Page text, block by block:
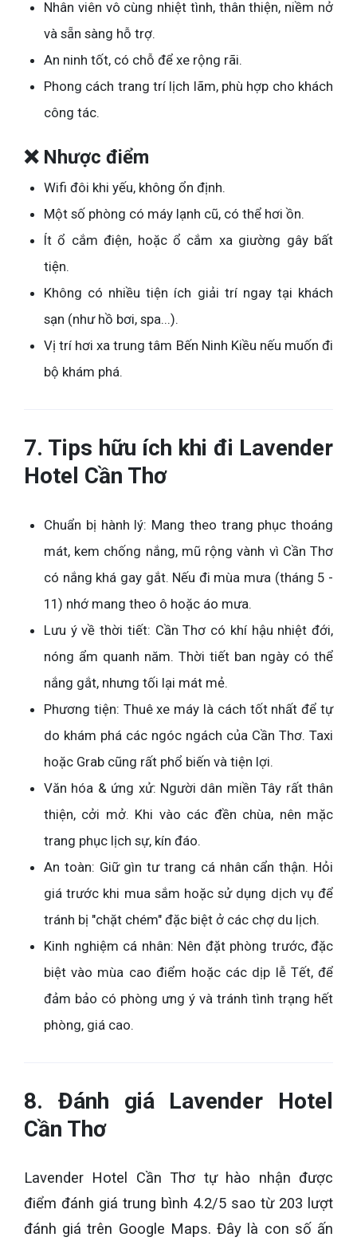
Nhân viên vô cùng nhiệt tình, thân thiện, niềm nở
và sẵn sàng hỗ trợ.
An ninh tốt, có chỗ để xe rộng rãi.
Phong cách trang trí lịch lãm, phù hợp cho khách
công tác.
❌ Nhược điểm
Wifi đôi khi yếu, không ổn định.
Một số phòng có máy lạnh cũ, có thể hơi ồn.
Ít ổ cắm điện, hoặc ổ cắm xa giường gây bất
tiện.
Không có nhiều tiện ích giải trí ngay tại khách
sạn (như hồ bơi, spa...).
Vị trí hơi xa trung tâm Bến Ninh Kiều nếu muốn đi
bộ khám phá.
7. Tips hữu ích khi đi Lavender
Hotel Cần Thơ
Chuẩn bị hành lý: Mang theo trang phục thoáng
mát, kem chống nắng, mũ rộng vành vì Cần Thơ
có nắng khá gay gắt. Nếu đi mùa mưa (tháng 5 -
11) nhớ mang theo ô hoặc áo mưa.
Lưu ý về thời tiết: Cần Thơ có khí hậu nhiệt đới,
nóng ẩm quanh năm. Thời tiết ban ngày có thể
nắng gắt, nhưng tối lại mát mẻ.
Phương tiện: Thuê xe máy là cách tốt nhất để tự
do khám phá các ngóc ngách của Cần Thơ. Taxi
hoặc Grab cũng rất phổ biến và tiện lợi.
Văn hóa & ứng xử: Người dân miền Tây rất thân
thiện, cởi mở. Khi vào các đền chùa, nên mặc
trang phục lịch sự, kín đáo.
An toàn: Giữ gìn tư trang cá nhân cẩn thận. Hỏi
giá trước khi mua sắm hoặc sử dụng dịch vụ để
tránh bị "chặt chém" đặc biệt ở các chợ du lịch.
Kinh nghiệm cá nhân: Nên đặt phòng trước, đặc
biệt vào mùa cao điểm hoặc các dịp lễ Tết, để
đảm bảo có phòng ưng ý và tránh tình trạng hết
phòng, giá cao.
8. Đánh giá Lavender Hotel
Cần Thơ
Lavender Hotel Cần Thơ tự hào nhận được
điểm đánh giá trung bình 4.2/5 sao từ 203 lượt
đánh giá trên Google Maps. Đây là con số ấn